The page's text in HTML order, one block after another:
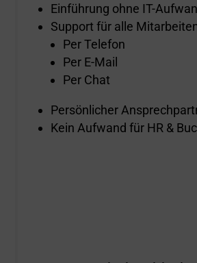
Einführung ohne IT-
Support für alle
Per Telefon
Per E-Mail
Per Chat
Persönlicher
Kein Aufwand für HR &